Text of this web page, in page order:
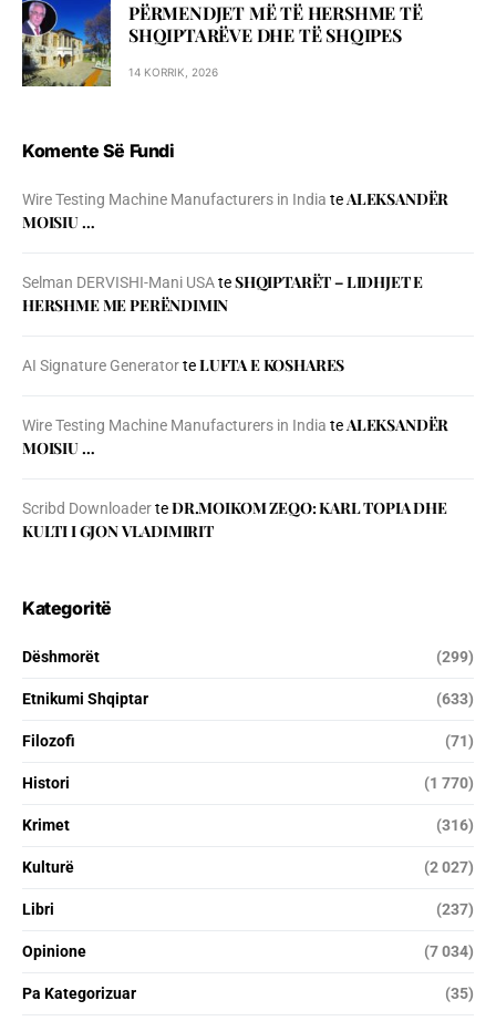
PËRMENDJET MË TË HERSHME TË
SHQIPTARËVE DHE TË SHQIPES
14 KORRIK, 2026
Komente Së Fundi
Wire Testing Machine Manufacturers in India teALEKSANDËR
MOISIU …
Selman DERVISHI-Mani USAteSHQIPTARËT – LIDHJET E
HERSHME ME PERËNDIMIN
AI Signature GeneratorteLUFTA E KOSHARES
Wire Testing Machine Manufacturers in India teALEKSANDËR
MOISIU …
Scribd DownloaderteDR.MOIKOM ZEQO: KARL TOPIA DHE
KULTI I GJON VLADIMIRIT
Kategoritë
Dëshmorët (299)
Etnikumi Shqiptar (633)
Filozofi (71)
Histori (1 770)
Krimet (316)
Kulturë (2 027)
Libri (237)
Opinione (7 034)
Pa Kategorizuar (35)